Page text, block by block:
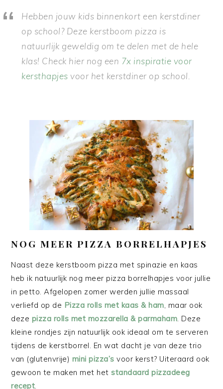
Hebben jouw kids binnenkort een kerstdiner
op school? Deze kerstboom pizza is
natuurlijk geweldig om te delen met de hele
klas! Check hier nog een 7x inspiratie voor
kersthapjes voor het kerstdiner op school.
NOG MEER PIZZA BORRELHAPJES
Naast deze kerstboom pizza met spinazie en kaas
heb ik natuurlijk nog meer pizza borrelhapjes voor jullie
in petto. Afgelopen zomer werden jullie massaal
verliefd op de Pizza rolls met kaas & ham, maar ook
deze pizza rolls met mozzarella & parmaham. Deze
kleine rondjes zijn natuurlijk ook ideaal om te serveren
tijdens de kerstborrel. En wat dacht je van deze trio
van (glutenvrije) mini pizza’s voor kerst? Uiteraard ook
gewoon te maken met hetstandaard pizzadeeg
recept.